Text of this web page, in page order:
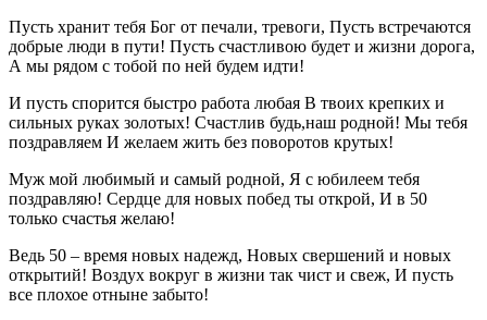
Пусть хранит тебя Бог от печали, тревоги, Пусть встречаются
добрые люди в пути! Пусть счастливою будет и жизни дорога,
А мы рядом с тобой по ней будем идти!
И пусть спорится быстро работа любая В твоих крепких и
сильных руках золотых! Счастлив будь,наш родной! Мы тебя
поздравляем И желаем жить без поворотов крутых!
Муж мой любимый и самый родной, Я с юбилеем тебя
поздравляю! Сердце для новых побед ты открой, И в 50
только счастья желаю!
Ведь 50 – время новых надежд, Новых свершений и новых
открытий! Воздух вокруг в жизни так чист и свеж, И пусть
все плохое отныне забыто!